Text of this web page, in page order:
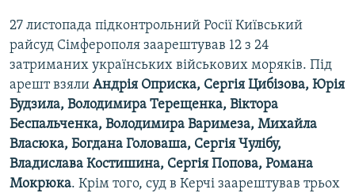
27 листопада підконтрольний Росії Київський
райсуд Сімферополя заарештував 12 з 24
затриманих українських військових моряків. Під
арешт взяли Андрія Оприска, Сергія Цибізова, Юрія
Будзила, Володимира Терещенка, Віктора
Беспальченка, Володимира Варимеза, Михайла
Власюка, Богдана Головаша, Сергія Чулібу,
Владислава Костишина, Сергія Попова, Романа
Мокрюка. Крім того, суд в Керчі заарештував трьох